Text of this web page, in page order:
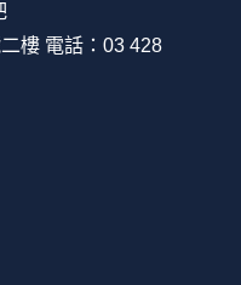
樓 電話：03 428